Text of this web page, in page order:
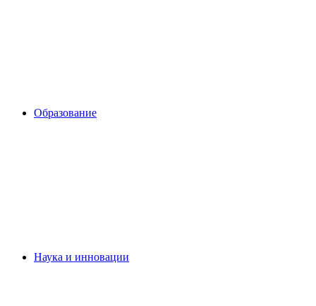
Образование
Наука и инновации